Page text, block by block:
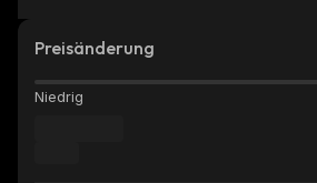
Preisänderung
Niedrig